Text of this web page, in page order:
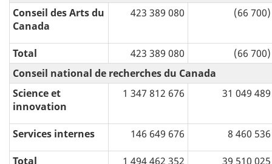
Conseil des Arts du
Canada
423 389 080 (66 700)
Total 423 389 080
(66 700)
Conseil national de recherches du Canada
Science et
innovation
1 347 812 676 31 049 489
Services internes 146 649 676 8 460 536
Total 1 494 462 352
39 510 025